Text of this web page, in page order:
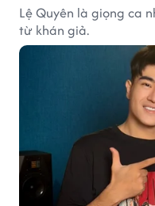
Lệ Quyên là giọng ca
từ khán giả.